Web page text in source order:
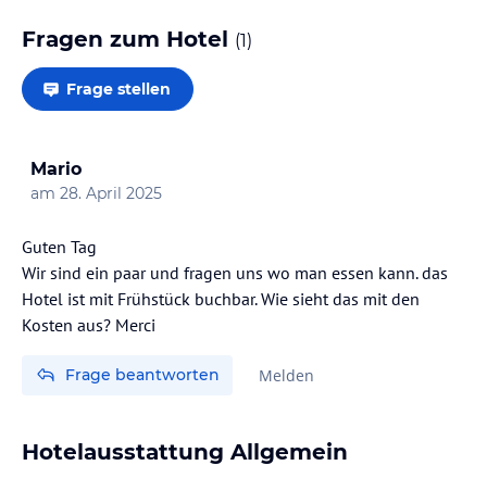
Fragen zum Hotel (1)
Frage stellen
Mario
am 28. April 2025
Guten Tag
Wir sind ein paar und fragen uns wo man essen kann. das
Hotel ist mit Frühstück buchbar. Wie sieht das mit den
Frage beantworten Melden
Hotelausstattung Allgemein